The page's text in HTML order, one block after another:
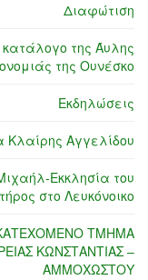
Διαφώτιση
της Άυλης
της Ουνέσκο
Εκδηλώσεις
Κλαίρης Αγγελίδου
Εκκλησία του
στο Λευκόνοικο
ΚΑΤΕΧΟΜΕΝΟ ΤΜΗΜΑ
ΚΩΝΣΤΑΝΤΙΑΣ –
ΑΜΜΟΧΩΣΤΟΥ